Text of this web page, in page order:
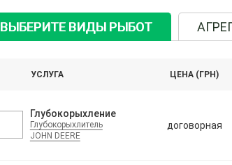
ВЫБЕРИТЕ ВИДЫ РЫБОТ
УСЛУГА ЦЕНА (ГРН)
Глубокорыхление
Глубокорыхлитель
JOHN DEERE
договорная